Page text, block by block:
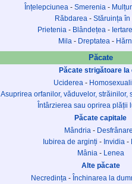
Înțelepciunea - Smerenia -
Răbdarea - Stăruința în
Prietenia - Blândețea -
Mila - Dreptatea -
Păcate
Păcate strigătoare la
Uciderea -
Asuprirea orfanilor, văduvelor, străinilor,
Întârzierea sau oprirea plății
Păcate capitale
Mândria -
Iubirea de arginți - Invidia -
Mânia - Lenea
Alte păcate
Necredința - Închinarea la